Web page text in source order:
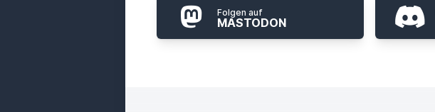
Folgen auf
MASTODON